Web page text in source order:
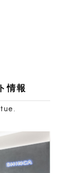
情報